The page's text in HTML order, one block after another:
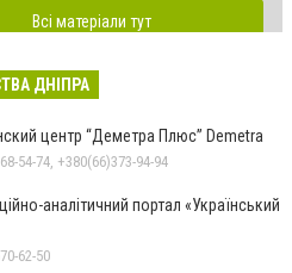
Всі матеріали тут
ДНІПРА
центр “Деметра Плюс” Demetra
54-74, +380(66)373-94-94
аналітичний портал «Український
62-50